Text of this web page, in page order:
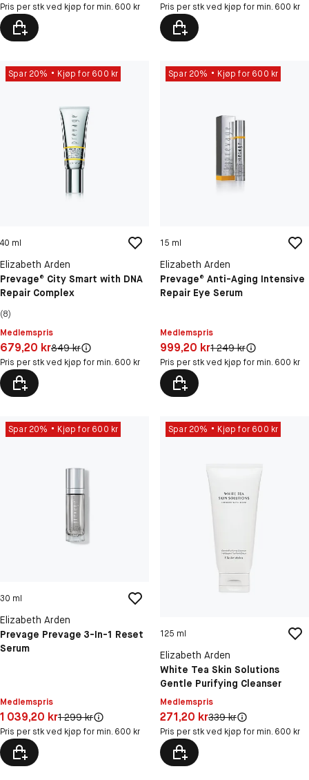
Pris per stk ved kjøp for min. 600 kr Pris per stk ved kjøp for min. 600 kr
Spar 20% Kjøp for 600 kr
40 ml
Elizabeth Arden
Prevage® City Smart with DNA
Repair Complex
(8)
Medlemspris
Pris: 679,20 kr
679,20 krOriginal pris:
849 kr
Pris per stk ved kjøp for min. 600 kr
Spar 20% Kjøp for 600 kr
15 ml
Elizabeth Arden
Prevage® Anti-Aging Intensive
Repair Eye Serum
Medlemspris
Pris: 999,20 kr
999,20 krOriginal pris:
1 249 kr
Pris per stk ved kjøp for min. 600 kr
Spar 20% Kjøp for 600 kr
30 ml
Elizabeth Arden
Prevage Prevage 3-In-1 Reset
Serum
Medlemspris
Pris: 1 039,20 kr
1 039,20 krOriginal pris:
1 299 kr
Pris per stk ved kjøp for min. 600 kr
Spar 20% Kjøp for 600 kr
125 ml
Elizabeth Arden
White Tea Skin Solutions
Gentle Purifying Cleanser
Medlemspris
Pris: 271,20 kr
271,20 krOriginal pris:
339 kr
Pris per stk ved kjøp for min. 600 kr